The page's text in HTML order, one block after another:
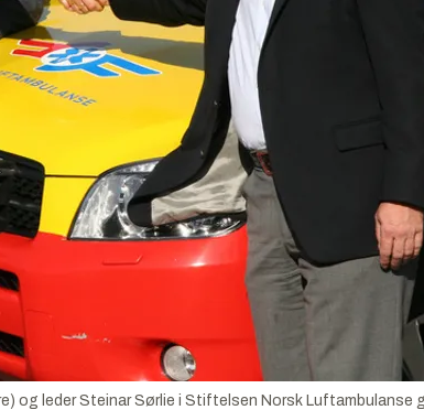
og leder Steinar Sørlie i Stiftelsen Norsk Luftambulanse